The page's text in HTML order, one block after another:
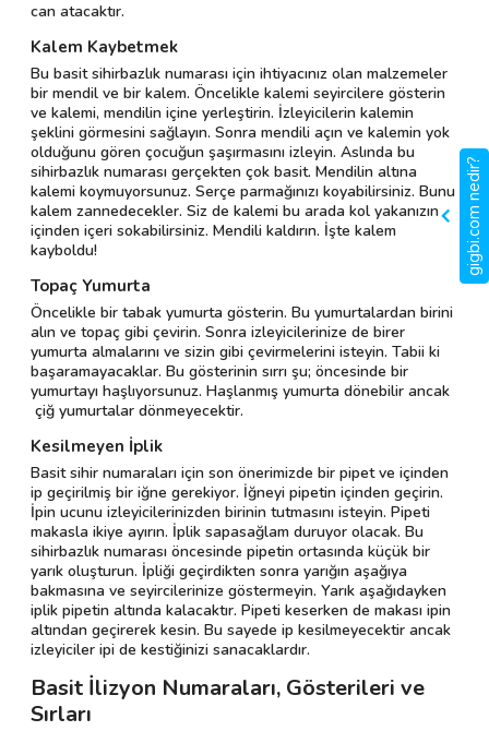
can atacaktır.
Kalem Kaybetmek
Bu basit sihirbazlık numarası için ihtiyacınız olan malzemeler
bir mendil ve bir kalem. Öncelikle kalemi seyircilere gösterin
ve kalemi, mendilin içine yerleştirin. İzleyicilerin kalemin
şeklini görmesini sağlayın. Sonra mendili açın ve kalemin yok
olduğunu gören çocuğun şaşırmasını izleyin. Aslında bu
sihirbazlık numarası gerçekten çok basit. Mendilin altına
kalemi koymuyorsunuz. Serçe parmağınızı koyabilirsiniz. Bunu
kalem zannedecekler. Siz de kalemi bu arada kol yakanızın
içinden içeri sokabilirsiniz. Mendili kaldırın. İşte kalem
kayboldu!
Topaç Yumurta
Öncelikle bir tabak yumurta gösterin. Bu yumurtalardan birini
alın ve topaç gibi çevirin. Sonra izleyicilerinize de birer
yumurta almalarını ve sizin gibi çevirmelerini isteyin. Tabii ki
başaramayacaklar. Bu gösterinin sırrı şu; öncesinde bir
yumurtayı haşlıyorsunuz. Haşlanmış yumurta dönebilir ancak
çiğ yumurtalar dönmeyecektir.
Kesilmeyen İplik
Basit sihir numaraları için son önerimizde bir pipet ve içinden
ip geçirilmiş bir iğne gerekiyor. İğneyi pipetin içinden geçirin.
İpin ucunu izleyicilerinizden birinin tutmasını isteyin. Pipeti
makasla ikiye ayırın. İplik sapasağlam duruyor olacak. Bu
sihirbazlık numarası öncesinde pipetin ortasında küçük bir
yarık oluşturun. İpliği geçirdikten sonra yarığın aşağıya
bakmasına ve seyircilerinize göstermeyin. Yarık aşağıdayken
iplik pipetin altında kalacaktır. Pipeti keserken de makası ipin
altından geçirerek kesin. Bu sayede ip kesilmeyecektir ancak
izleyiciler ipi de kestiğinizi sanacaklardır.
Basit İlizyon Numaraları, Gösterileri ve
Sırları
gigbi.com nedir?